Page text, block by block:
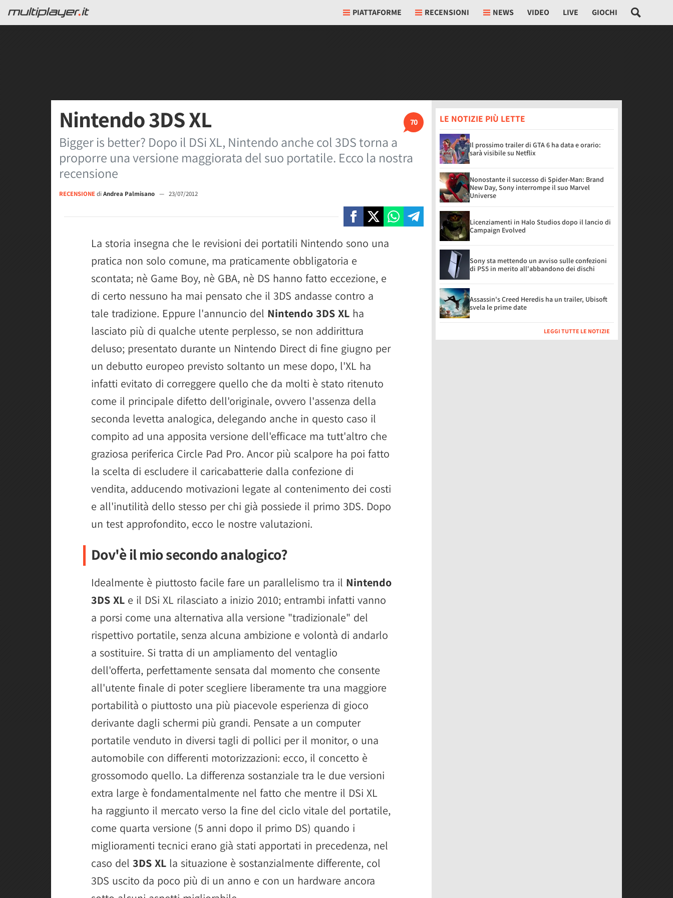
PIATTAFORME RECENSIONI NEWS VIDEO LIVE GIOCHI
70
Nintendo 3DS XL
Bigger is better? Dopo il DSi XL, Nintendo anche col 3DS torna a
proporre una versione maggiorata del suo portatile. Ecco la nostra
recensione
RECENSIONEdi Andrea Palmisano — 23/07/2012
La storia insegna che le revisioni dei portatili Nintendo sono una
pratica non solo comune, ma praticamente obbligatoria e
scontata; nè Game Boy, nè GBA, nè DS hanno fatto eccezione, e
di certo nessuno ha mai pensato che il 3DS andasse contro a
tale tradizione. Eppure l'annuncio del Nintendo 3DS XL ha
lasciato più di qualche utente perplesso, se non addirittura
deluso; presentato durante un Nintendo Direct di fine giugno per
un debutto europeo previsto soltanto un mese dopo, l'XL ha
infatti evitato di correggere quello che da molti è stato ritenuto
come il principale difetto dell'originale, ovvero l'assenza della
seconda levetta analogica, delegando anche in questo caso il
compito ad una apposita versione dell'efficace ma tutt'altro che
graziosa periferica Circle Pad Pro. Ancor più scalpore ha poi fatto
la scelta di escludere il caricabatterie dalla confezione di
vendita, adducendo motivazioni legate al contenimento dei costi
e all'inutilità dello stesso per chi già possiede il primo 3DS. Dopo
un test approfondito, ecco le nostre valutazioni.
Dov'è il mio secondo analogico?
Idealmente è piuttosto facile fare un parallelismo tra il Nintendo
3DS XL e il DSi XL rilasciato a inizio 2010; entrambi infatti vanno
a porsi come una alternativa alla versione "tradizionale" del
rispettivo portatile, senza alcuna ambizione e volontà di andarlo
a sostituire. Si tratta di un ampliamento del ventaglio
dell'offerta, perfettamente sensata dal momento che consente
all'utente finale di poter scegliere liberamente tra una maggiore
portabilità o piuttosto una più piacevole esperienza di gioco
derivante dagli schermi più grandi. Pensate a un computer
portatile venduto in diversi tagli di pollici per il monitor, o una
automobile con differenti motorizzazioni: ecco, il concetto è
grossomodo quello. La differenza sostanziale tra le due versioni
extra large è fondamentalmente nel fatto che mentre il DSi XL
ha raggiunto il mercato verso la fine del ciclo vitale del portatile,
come quarta versione (5 anni dopo il primo DS) quando i
miglioramenti tecnici erano già stati apportati in precedenza, nel
caso del 3DS XL la situazione è sostanzialmente differente, col
3DS uscito da poco più di un anno e con un hardware ancora
LE NOTIZIE PIÙ LETTE
Il prossimo trailer di GTA 6 ha data e orario:
sarà visibile su Netflix
Nonostante il successo di Spider-Man: Brand
New Day, Sony interrompe il suo Marvel
Universe
Licenziamenti in Halo Studios dopo il lancio di
Campaign Evolved
Sony sta mettendo un avviso sulle confezioni
di PS5 in merito all'abbandono dei dischi
Assassin's Creed Heredis ha un trailer, Ubisoft
svela le prime date
LEGGI TUTTE LE NOTIZIE